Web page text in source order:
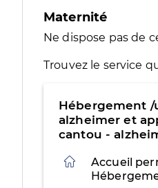
Maternité
Ne dispose pas de
Trouvez le service
Hébergement /
alzheimer et
cantou -
Accueil